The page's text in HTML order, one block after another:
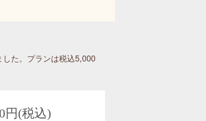
た。プランは税込5,000
円(税込)